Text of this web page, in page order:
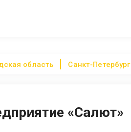
область Санкт-Петербург
«Салют»